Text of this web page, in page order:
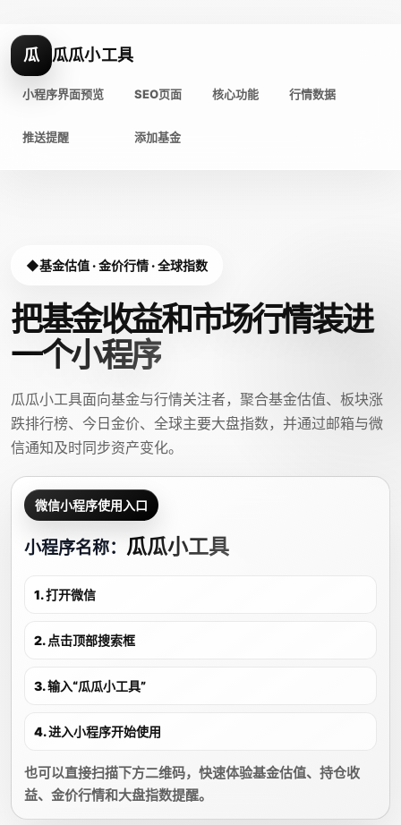
瓜 瓜瓜小工具
小程序界面预览 SEO页面 核心功能 行情数据
推送提醒 添加基金
基金估值 · 金价行情 · 全球指数
把基金收益和市场行情装进
一个小程序
瓜瓜小工具面向基金与行情关注者，聚合基金估值、板块涨
跌排行榜、今日金价、全球主要大盘指数，并通过邮箱与微
信通知及时同步资产变化。
微信小程序使用入口
小程序名称： 瓜瓜小工具
1. 打开微信
2. 点击顶部搜索框
3. 输入“瓜瓜小工具”
4. 进入小程序开始使用
也可以直接扫描下方二维码，快速体验基金估值、持仓收
益、金价行情和大盘指数提醒。